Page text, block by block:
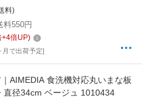
料)
料550円
+4倍UP)
月で出荷予定]
AIMEDIA 食洗機対応丸いまな板
直径34cm ベージュ 1010434